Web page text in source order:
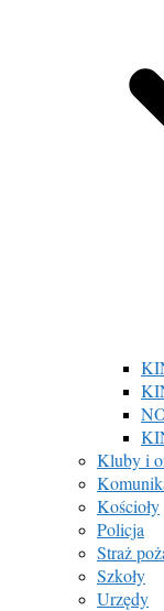
Kluby i
Kościoły
Policja
Straż
Szkoły
Urzędy